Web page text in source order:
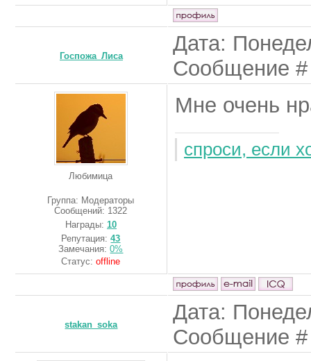
Госпожа_Лиса
Дата:
Сообщение
Любимица
Группа: Модераторы
Сообщений: 1322
Награды: 10
Репутация:43
Замечания:0%
Статус:offline
Мне очень
спроси, если
stakan_soka
Дата:
Сообщение